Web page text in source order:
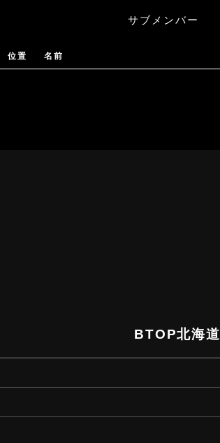
サブメンバー
位置 名前
BTOP北海道